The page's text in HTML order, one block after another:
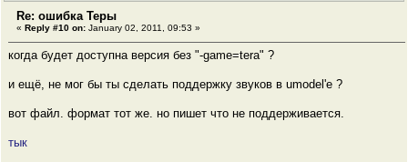
Re: ошибка Теры
« Reply #10 on: January 02, 2011, 09:53 »
когда будет доступна версия без "-game=tera" ?
и ещё, не мог бы ты сделать поддержку звуков в umodel'e ?
вот файл. формат тот же. но пишет что не поддерживается.
тык